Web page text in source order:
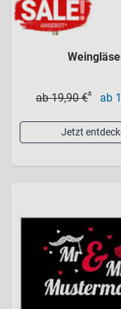
ab 19,90 €* ab
Jetzt